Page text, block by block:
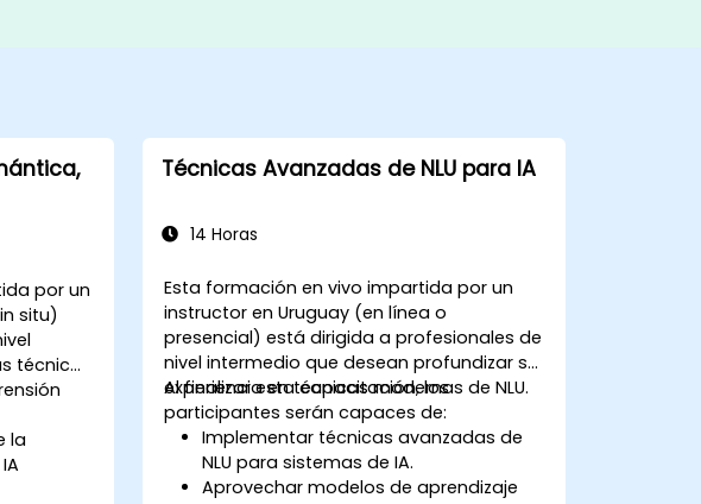
por un
situ)
técnicas
la
Técnicas Avanzadas de NLU para IA
14 Horas
Esta formación en vivo impartida por un
instructor en Uruguay (en línea o
presencial) está dirigida a profesionales de
nivel intermedio que desean profundizar su
experiencia en técnicas modernas de NLU.
Al finalizar esta capacitación, los
participantes serán capaces de:
Implementar técnicas avanzadas de
NLU para sistemas de IA.
Aprovechar modelos de aprendizaje